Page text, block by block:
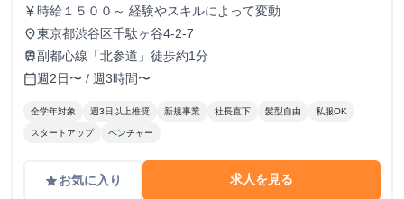
currency_yen 時給１５００～ 経験やスキルによって変動
place東京都渋谷区千駄ヶ谷4-2-7
train副都心線「北参道」徒歩約1分
calendar_today週2日〜 / 週3時間〜
全学年対象 週3日以上推奨 新規事業 社長直下 髪型自由 私服OK
スタートアップ ベンチャー
gradeお気に入り 求人を見る